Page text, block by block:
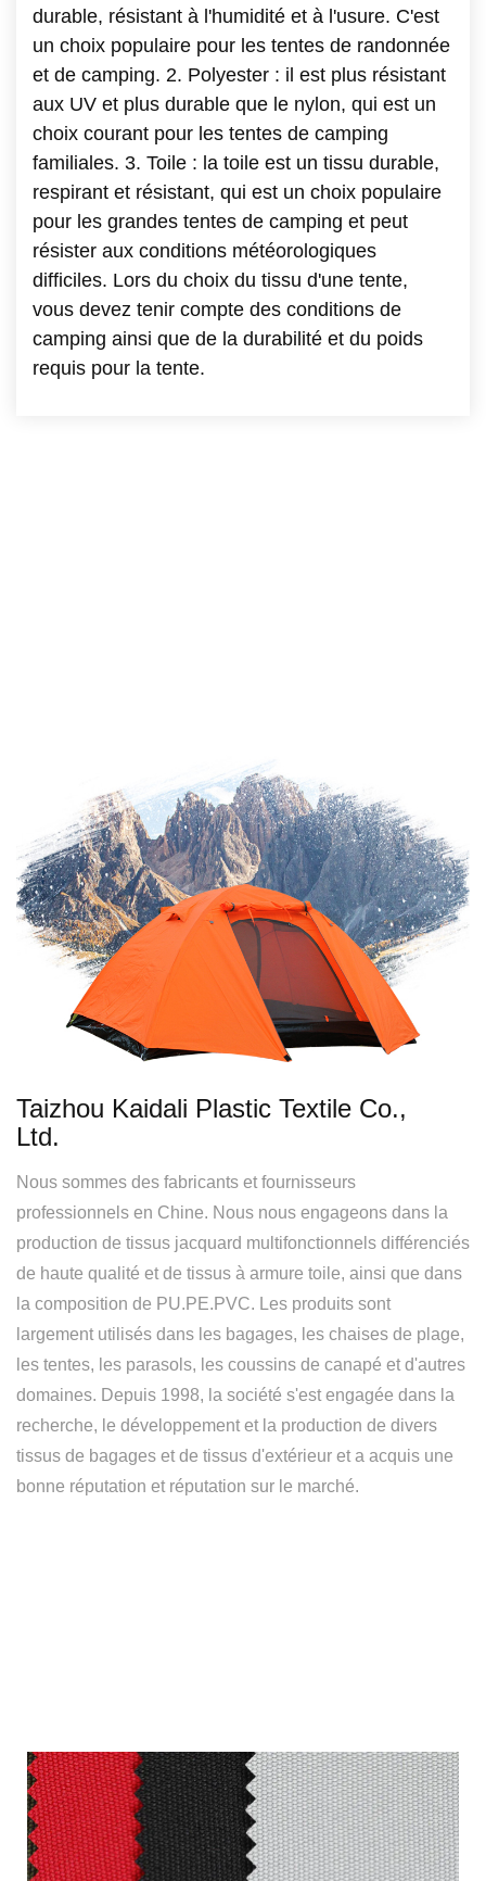
durable, résistant à l'humidité et à l'usure. C'est
un choix populaire pour les tentes de randonnée
et de camping. 2. Polyester : il est plus résistant
aux UV et plus durable que le nylon, qui est un
choix courant pour les tentes de camping
familiales. 3. Toile : la toile est un tissu durable,
respirant et résistant, qui est un choix populaire
pour les grandes tentes de camping et peut
résister aux conditions météorologiques
difficiles. Lors du choix du tissu d'une tente,
vous devez tenir compte des conditions de
camping ainsi que de la durabilité et du poids
requis pour la tente.
Taizhou Kaidali Plastic Textile Co.,
Ltd.
Nous sommes des fabricants et fournisseurs
professionnels en Chine. Nous nous engageons dans la
production de tissus jacquard multifonctionnels différenciés
de haute qualité et de tissus à armure toile, ainsi que dans
la composition de PU.PE.PVC. Les produits sont
largement utilisés dans les bagages, les chaises de plage,
les tentes, les parasols, les coussins de canapé et d'autres
domaines. Depuis 1998, la société s'est engagée dans la
recherche, le développement et la production de divers
tissus de bagages et de tissus d'extérieur et a acquis une
bonne réputation et réputation sur le marché.